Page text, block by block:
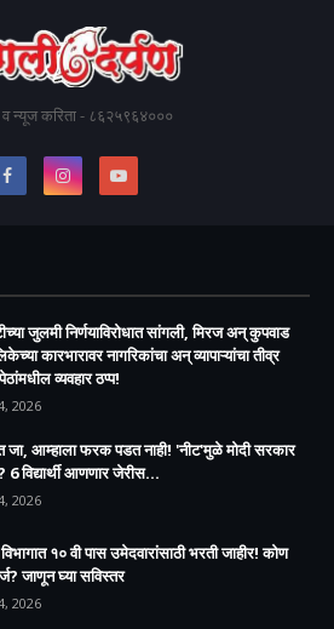
व न्यूज करिता - ८६२५९६४०००
जुलमी निर्णयाविरोधात सांगली, मिरज अन् कुपवाड
कारभारावर नागरिकांचा अन् व्यापाऱ्यांचा तीव्र
व्यवहार ठप्प!​
2026
जा, आम्हाला फरक पडत नाही! 'नीट'मुळे मोदी सरकार
6 विद्यार्थी आणणार जेरीस...
2026
१० वी पास उमेदवारांसाठी भरती जाहीर! कोण
जाणून घ्या सविस्तर
2026